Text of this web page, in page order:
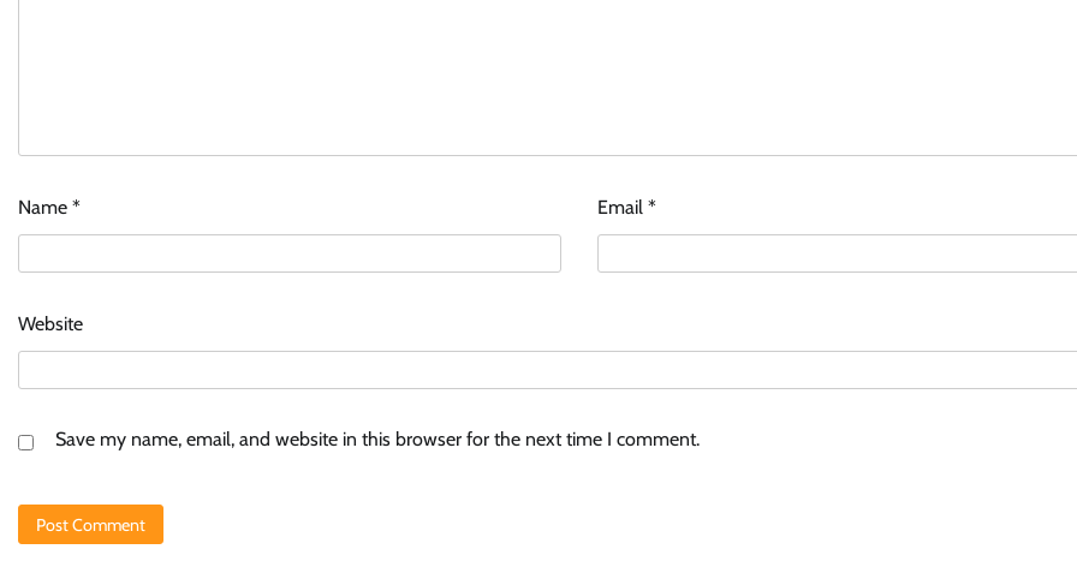
Name * Email*
Website
Save my name, email, and website in this browser for the next time I comment.